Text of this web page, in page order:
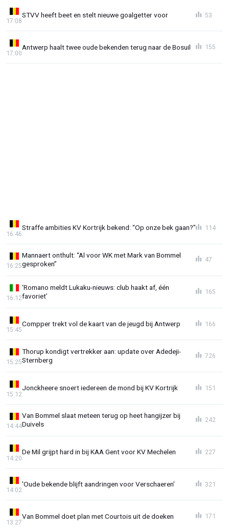
STVV heeft beet en stelt nieuwe goalgetter voor
17:08
53
Antwerp haalt twee oude bekenden terug naar de Bosuil
17:00
155
Straffe ambities KV Kortrijk bekend: “Op onze bek gaan?”
16:46
114
Mannaert onthult: “Al voor WK met Mark van Bommel
gesproken”
16:25
47
‘Romano meldt Lukaku-nieuws: club haakt af, één
favoriet’
16:12
165
Compper trekt vol de kaart van de jeugd bij Antwerp
15:45
166
Thorup kondigt vertrekker aan: update over Adedeji-
Sternberg
15:25
726
Jonckheere snoert iedereen de mond bij KV Kortrijk
15:12
151
Van Bommel slaat meteen terug op heet hangijzer bij
Duivels
14:44
242
De Mil grijpt hard in bij KAA Gent voor KV Mechelen
14:20
227
'Oude bekende blijft aandringen voor Verschaeren'
14:02
321
Van Bommel doet plan met Courtois uit de doeken
13:27
171